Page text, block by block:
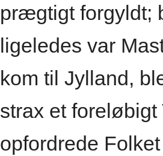
prægtigt forgyldt;
ligeledes var
kom til Jylland,
strax et
opfordrede